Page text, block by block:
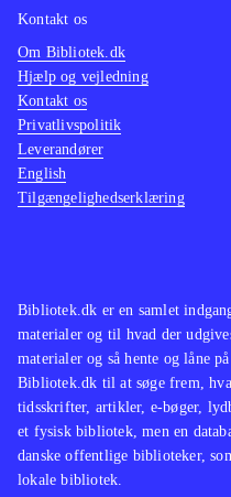
Bibliotek.dk er en samlet
materialer og til hvad der
materialer og så hente og låne
Bibliotek.dk til at søge frem,
tidsskrifter, artikler, e-bøger,
et fysisk bibliotek, men en
danske offentlige biblioteker,
lokale bibliotek.
Kontakt os
Om Bibliotek.dk
Hjælp og vejledning
Kontakt os
Privatlivspolitik
Leverandører
English
Tilgængelighedserklæring